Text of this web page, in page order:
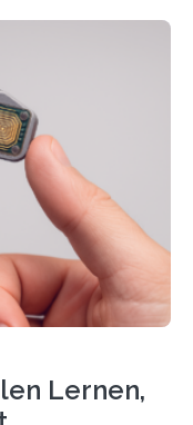
Die
Begleitung
Das Ziel ist
der Person
unterstützt
schlägt. „Die Idee
Lernen,